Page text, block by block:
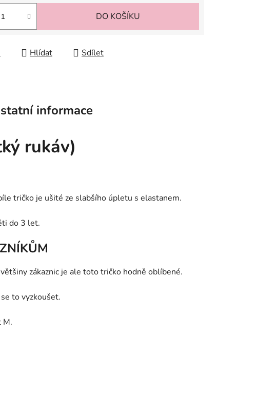
DO KOŠÍKU
Hlídat Sdílet
informace
rukáv)
tričko je ušité ze slabšího úpletu s elastanem.
do 3 let.
zákaznic je ale toto tričko hodně oblíbené.
to vyzkoušet.
M.